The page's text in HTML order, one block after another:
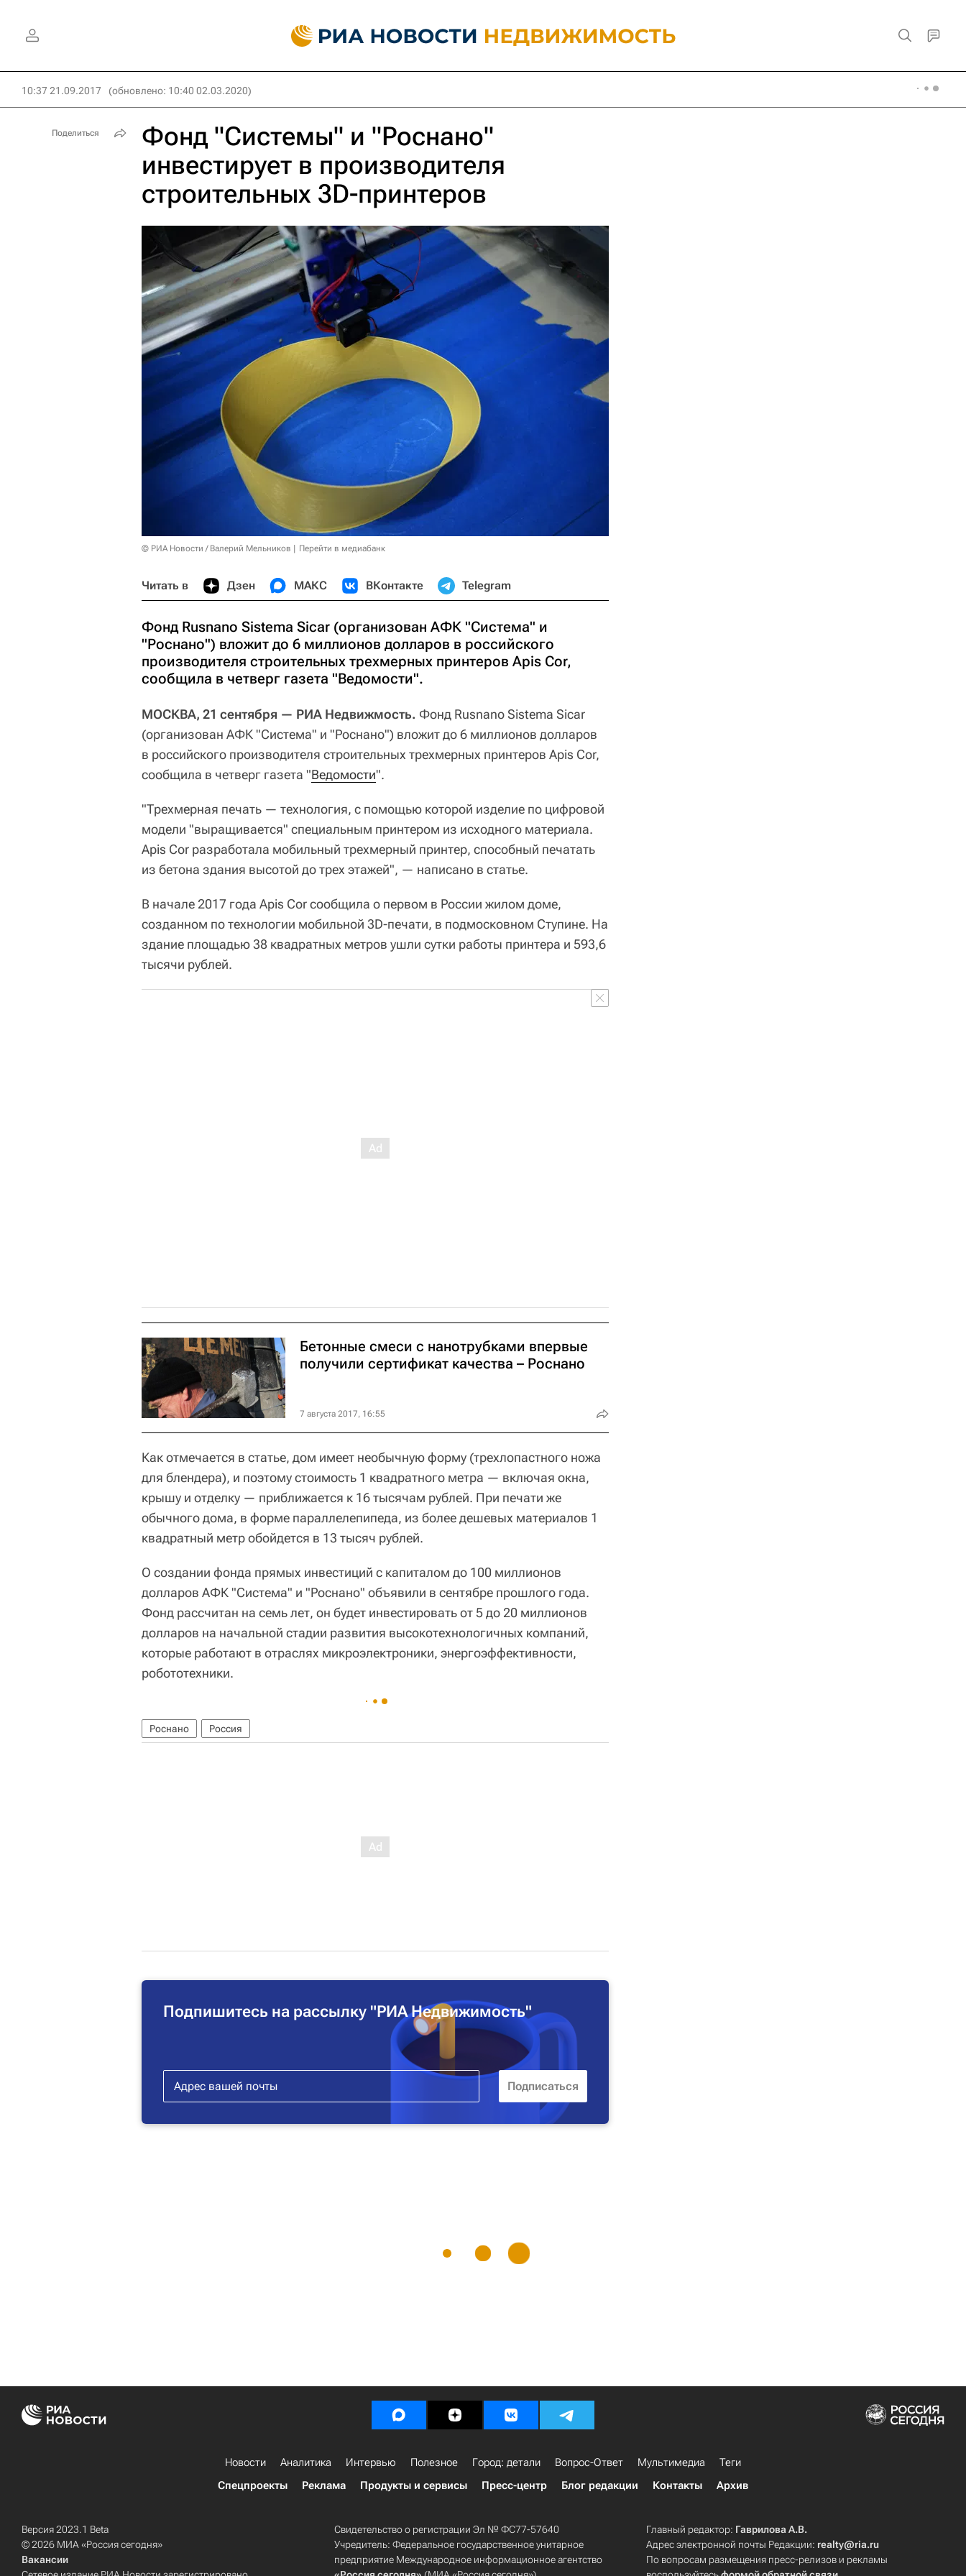
10:37 21.09.2017 (обновлено: 10:40 02.03.2020)
Фонд "Системы" и "Роснано"
инвестирует в производителя
строительных 3D-принтеров
© РИА Новости / Валерий Мельников Перейти в медиабанк
Читать в Дзен МАКС ВКонтакте Telegram
Фонд Rusnano Sistema Sicar (организован АФК "Система" и
"Роснано") вложит до 6 миллионов долларов в российского
производителя строительных трехмерных принтеров Apis Cor,
сообщила в четверг газета "Ведомости".
МОСКВА, 21 сентября — РИА Недвижмость. Фонд Rusnano Sistema Sicar
(организован АФК "Система" и "Роснано") вложит до 6 миллионов долларов
в российского производителя строительных трехмерных принтеров Apis Cor,
сообщила в четверг газета "Ведомости".
"Трехмерная печать — технология, с помощью которой изделие по цифровой
модели "выращивается" специальным принтером из исходного материала.
Apis Cor разработала мобильный трехмерный принтер, способный печатать
из бетона здания высотой до трех этажей", — написано в статье.
В начале 2017 года Apis Cor сообщила о первом в России жилом доме,
созданном по технологии мобильной 3D-печати, в подмосковном Ступине. На
здание площадью 38 квадратных метров ушли сутки работы принтера и 593,6
тысячи рублей.
Бетонные смеси с нанотрубками впервые
получили сертификат качества – Роснано
7 августа 2017, 16:55
Как отмечается в статье, дом имеет необычную форму (трехлопастного ножа
для блендера), и поэтому стоимость 1 квадратного метра — включая окна,
крышу и отделку — приближается к 16 тысячам рублей. При печати же
обычного дома, в форме параллелепипеда, из более дешевых материалов 1
квадратный метр обойдется в 13 тысяч рублей.
О создании фонда прямых инвестиций с капиталом до 100 миллионов
долларов АФК "Система" и "Роснано" объявили в сентябре прошлого года.
Фонд рассчитан на семь лет, он будет инвестировать от 5 до 20 миллионов
долларов на начальной стадии развития высокотехнологичных компаний,
которые работают в отраслях микроэлектроники, энергоэффективности,
робототехники.
Роснано Россия
Подпишитесь на рассылку "РИА Недвижимость"
Поделиться
Новости Аналитика Интервью Полезное Город: детали Вопрос-Ответ Мультимедиа
Теги
Спецпроекты
Реклама Продукты и сервисы Пресс-центр Блог редакции Контакты Архив
Версия 2023.1 Beta
© 2026 МИА «Россия сегодня»
Вакансии
Свидетельство о регистрации Эл № ФС77-57640
Учредитель: Федеральное государственное унитарное
предприятие Международное информационное агентство
Главный редактор: Гаврилова А.В.
Адрес электронной почты Редакции: realty@ria.ru
По вопросам размещения пресс-релизов и рекламы